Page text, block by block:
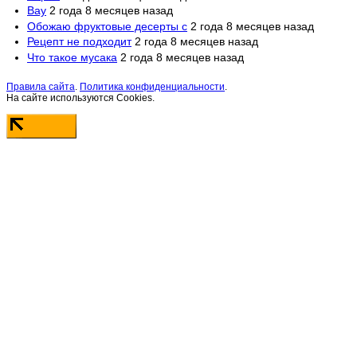
Вау 2 года 8 месяцев назад
Обожаю фруктовые десерты с 2 года 8 месяцев назад
Рецепт не подходит 2 года 8 месяцев назад
Что такое мусака 2 года 8 месяцев назад
Правила сайта. Политика конфиденциальности.
На сайте используются Cookies.